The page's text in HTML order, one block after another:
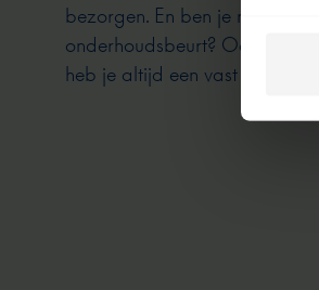
bezorgen. En ben je na
onderhoudsbeurt? Ook dan
heb je altijd een vast en